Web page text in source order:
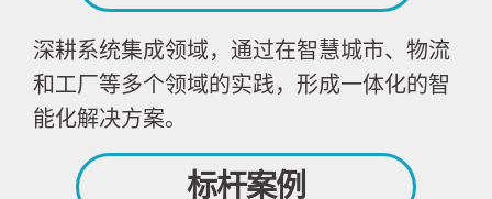
深耕系统集成领域，通过在智慧城市、物流
和工厂等多个领域的实践，形成一体化的智
能化解决方案。
标杆案例